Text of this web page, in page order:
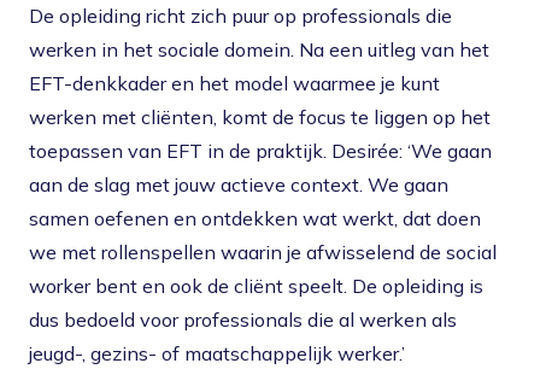
De opleiding richt zich puur op professionals die
werken in het sociale domein. Na een uitleg van het
EFT-denkkader en het model waarmee je kunt
werken met cliënten, komt de focus te liggen op het
toepassen van EFT in de praktijk. Desirée: ‘We gaan
aan de slag met jouw actieve context. We gaan
samen oefenen en ontdekken wat werkt, dat doen
we met rollenspellen waarin je afwisselend de social
worker bent en ook de cliënt speelt. De opleiding is
dus bedoeld voor professionals die al werken als
jeugd-, gezins- of maatschappelijk werker.’